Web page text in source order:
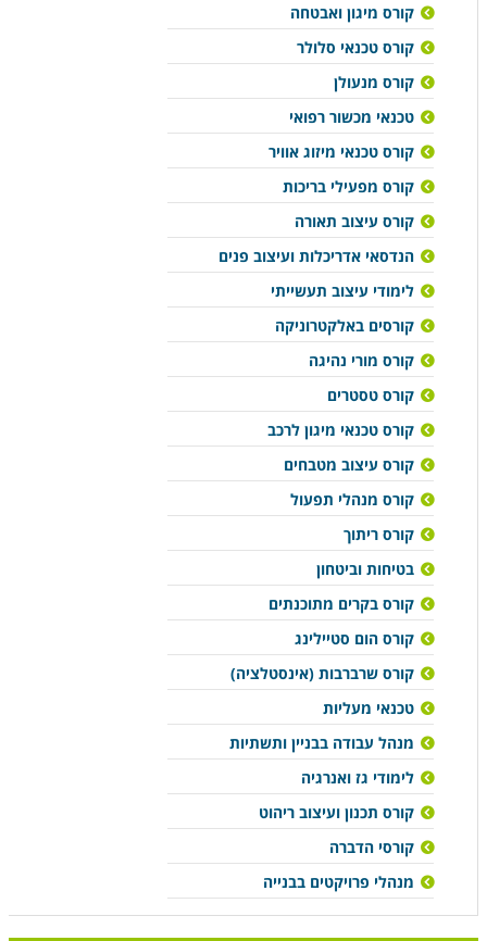
קורס מיגון ואבטחה
קורס טכנאי סלולר
קורס מנעולן
טכנאי מכשור רפואי
קורס טכנאי מיזוג אוויר
קורס מפעילי בריכות
קורס עיצוב תאורה
הנדסאי אדריכלות ועיצוב פנים
לימודי עיצוב תעשייתי
קורסים באלקטרוניקה
קורס מורי נהיגה
קורס טסטרים
קורס טכנאי מיגון לרכב
קורס עיצוב מטבחים
קורס מנהלי תפעול
קורס ריתוך
בטיחות וביטחון
קורס בקרים מתוכנתים
קורס הום סטיילינג
קורס שרברבות (אינסטלציה)
טכנאי מעליות
מנהל עבודה בבניין ותשתיות
לימודי גז ואנרגיה
קורס תכנון ועיצוב ריהוט
קורסי הדברה
מנהלי פרויקטים בבנייה